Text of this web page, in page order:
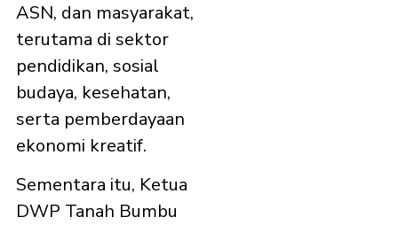
ASN, dan masyarakat,
terutama di sektor
pendidikan, sosial
budaya, kesehatan,
serta pemberdayaan
ekonomi kreatif.
Sementara itu, Ketua
DWP Tanah Bumbu